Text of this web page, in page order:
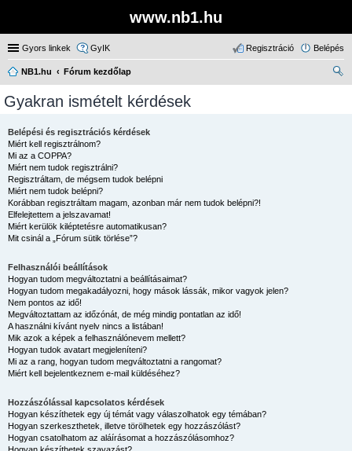
www.nb1.hu
Gyors linkek GyIK Belépés
Regisztráció
NB1.hu
Fórum kezdőlap
Gyakran ismételt kérdések
Belépési és regisztrációs kérdések
Miért kell regisztrálnom?
Mi az a COPPA?
Miért nem tudok regisztrálni?
Regisztráltam, de mégsem tudok belépni
Miért nem tudok belépni?
Korábban regisztráltam magam, azonban már nem tudok belépni?!
Elfelejtettem a jelszavamat!
Miért kerülök kiléptetésre automatikusan?
Mit csinál a „Fórum sütik törlése”?
Felhasználói beállítások
Hogyan tudom megváltoztatni a beállításaimat?
Hogyan tudom megakadályozni, hogy mások lássák, mikor vagyok jelen?
Nem pontos az idő!
Megváltoztattam az időzónát, de még mindig pontatlan az idő!
A használni kívánt nyelv nincs a listában!
Mik azok a képek a felhasználónevem mellett?
Hogyan tudok avatart megjeleníteni?
Mi az a rang, hogyan tudom megváltoztatni a rangomat?
Miért kell bejelentkeznem e-mail küldéséhez?
Hozzászólással kapcsolatos kérdések
Hogyan készíthetek egy új témát vagy válaszolhatok egy témában?
Hogyan szerkeszthetek, illetve törölhetek egy hozzászólást?
Hogyan csatolhatom az aláírásomat a hozzászólásomhoz?